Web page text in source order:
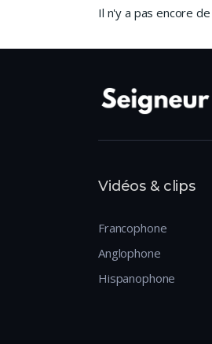
Il n'y a pas encore
Vidéos & clips
Francophone
Anglophone
Hispanophone